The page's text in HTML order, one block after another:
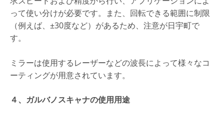
って使い分けが必要です。また、回転できる範囲に制限
（例えば、±30度など）があるため、注意が日宇町で
す。
ミラーは使用するレーザーなどの波長によって様々なコ
ーティングが用意されています。
４、ガルバノスキャナの使用用途